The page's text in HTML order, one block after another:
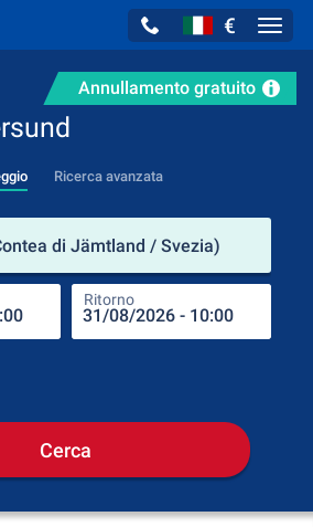
€
Annullamento gratuito
Ricerca avanzata
di Jämtland / Svezia)
Ritorno
Cerca